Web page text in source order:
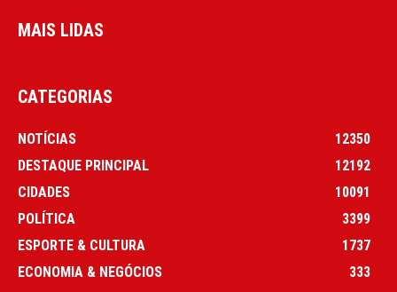
MAIS LIDAS
CATEGORIAS
NOTÍCIAS
12350
DESTAQUE PRINCIPAL
12192
CIDADES
10091
POLÍTICA
3399
ESPORTE & CULTURA
1737
ECONOMIA & NEGÓCIOS
333